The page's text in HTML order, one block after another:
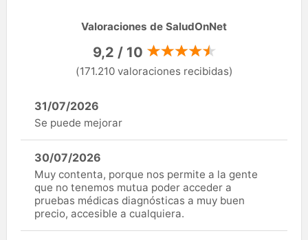
Valoraciones de SaludOnNet
9,2 / 10
(171.210 valoraciones recibidas)
31/07/2026
Se puede mejorar
30/07/2026
Muy contenta, porque nos permite a la gente
que no tenemos mutua poder acceder a
pruebas médicas diagnósticas a muy buen
precio, accesible a cualquiera.